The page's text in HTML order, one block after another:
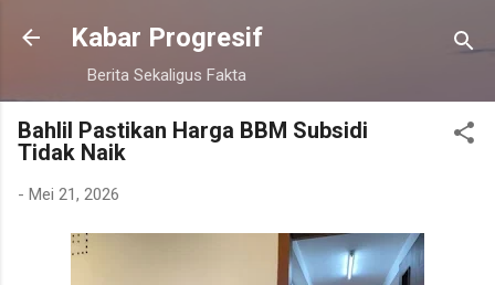
Langsung ke konten utama
Kabar Progresif
Berita Sekaligus Fakta
Bahlil Pastikan Harga BBM Subsidi
Tidak Naik
- Mei 21, 2026